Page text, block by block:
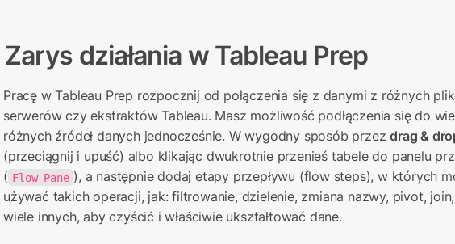
Zarys działania w Tableau Prep
Pracę w Tableau Prep rozpocznij od połączenia się z danymi z różnych
serwerów czy ekstraktów Tableau. Masz możliwość podłączenia się do
różnych źródeł danych jednocześnie. W wygodny sposób przez drag &
(przeciągnij i upuść) albo klikając dwukrotnie przenieś tabele do panelu
( Flow Pane ), a następnie dodaj etapy przepływu (flow steps), w których
używać takich operacji, jak: filtrowanie, dzielenie, zmiana nazwy, pivot,
wiele innych, aby czyścić i właściwie ukształtować dane.